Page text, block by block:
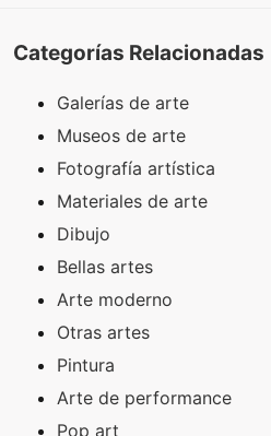
Categorías Relacionadas
Galerías de arte
Museos de arte
Fotografía artística
Materiales de arte
Dibujo
Bellas artes
Arte moderno
Otras artes
Pintura
Arte de performance
Pop art